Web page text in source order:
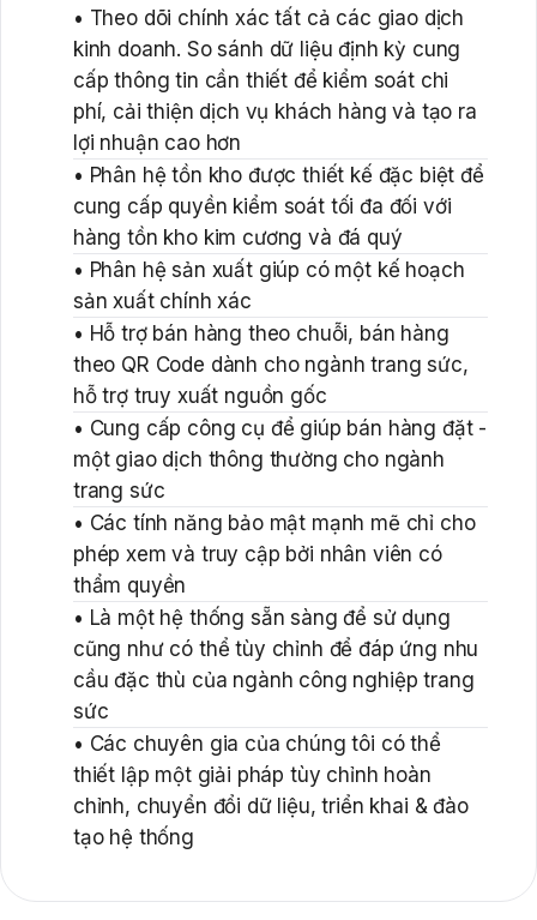
• Theo dõi chính xác tất cả các giao dịch
kinh doanh. So sánh dữ liệu định kỳ cung
cấp thông tin cần thiết để kiểm soát chi
phí, cải thiện dịch vụ khách hàng và tạo ra
lợi nhuận cao hơn
• Phân hệ tồn kho được thiết kế đặc biệt để
cung cấp quyền kiểm soát tối đa đối với
hàng tồn kho kim cương và đá quý
• Phân hệ sản xuất giúp có một kế hoạch
sản xuất chính xác
• Hỗ trợ bán hàng theo chuỗi, bán hàng
theo QR Code dành cho ngành trang sức,
hỗ trợ truy xuất nguồn gốc
• Cung cấp công cụ để giúp bán hàng đặt -
một giao dịch thông thường cho ngành
trang sức
• Các tính năng bảo mật mạnh mẽ chỉ cho
phép xem và truy cập bởi nhân viên có
thẩm quyền
• Là một hệ thống sẵn sàng để sử dụng
cũng như có thể tùy chỉnh để đáp ứng nhu
cầu đặc thù của ngành công nghiệp trang
sức
• Các chuyên gia của chúng tôi có thể
thiết lập một giải pháp tùy chỉnh hoàn
chỉnh, chuyển đổi dữ liệu, triển khai & đào
tạo hệ thống